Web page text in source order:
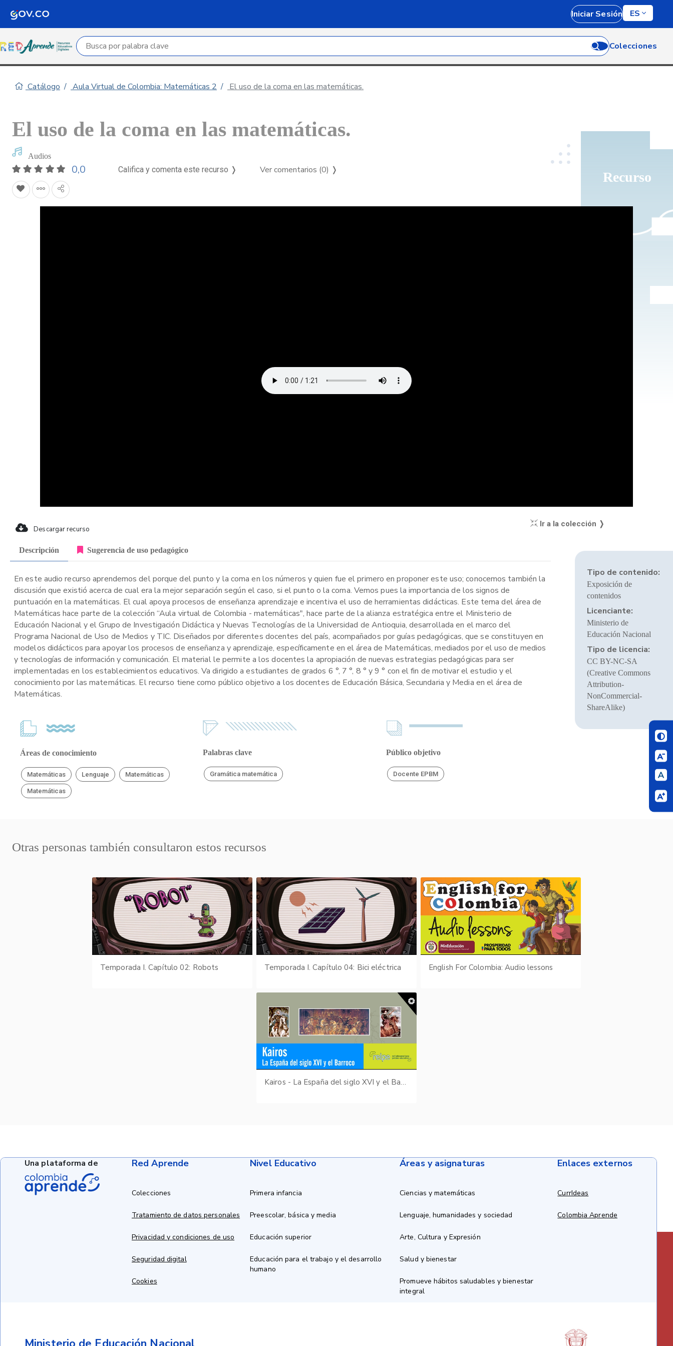
Iniciar Sesión ES
Campo de búsqueda por palabra clave Colecciones
Catálogo Aula Virtual de Colombia: Matemáticas 2 El uso de la coma en las matemáticas.
Recurso
El uso de la coma en las matemáticas.
Audios
0,0 Califica y comenta este recurso ❭ Ver comentarios (0) ❭
Descargar recurso
Ir a la colección ❭
Descripción Sugerencia de uso pedagógico
En este audio recurso aprendemos del porque del punto y la coma en los números y quien fue el primero en proponer este uso; conocemos también la
discusión que existió acerca de cual era la mejor separación según el caso, si el punto o la coma. Vemos pues la importancia de los signos de
puntuación en la matemáticas. El cual apoya procesos de enseñanza aprendizaje e incentiva el uso de herramientas didácticas. Este tema del área de
Matemáticas hace parte de la colección “Aula virtual de Colombia - matemáticas", hace parte de la alianza estratégica entre el Ministerio de
Educación Nacional y el Grupo de Investigación Didáctica y Nuevas Tecnologías de la Universidad de Antioquia, desarrollada en el marco del
Programa Nacional de Uso de Medios y TIC. Diseñados por diferentes docentes del país, acompañados por guías pedagógicas, que se constituyen en
modelos didácticos para apoyar los procesos de enseñanza y aprendizaje, específicamente en el área de Matemáticas, mediados por el uso de medios
y tecnologías de información y comunicación. El material le permite a los docentes la apropiación de nuevas estrategias pedagógicas para ser
implementadas en los establecimientos educativos. Va dirigido a estudiantes de grados 6 °, 7 °, 8 ° y 9 ° con el fin de motivar el estudio y el
conocimiento por las matemáticas. El recurso tiene como público objetivo a los docentes de Educación Básica, Secundaria y Media en el área de
Matemáticas.
Áreas de conocimiento
Matemáticas Lenguaje Matemáticas
Matemáticas
Palabras clave
Gramática matemática
Público objetivo
Docente EPBM
Tipo de contenido:
Exposición de
contenidos
Licenciante:
Ministerio de
Educación Nacional
Tipo de licencia:
CC BY-NC-SA
(Creative Commons
Attribution-
NonCommercial-
ShareAlike)
Otras personas también consultaron estos recursos
Temporada I. Capítulo 02: Robots Temporada I. Capítulo 04: Bici eléctrica English For Colombia: Audio lessons
Kairos - La España del siglo XVI y el Barroco
Red Aprende
Colecciones
Tratamiento de datos personales
Privacidad y condiciones de uso
Seguridad digital
Cookies
Nivel Educativo
Primera infancia
Preescolar, básica y media
Educación superior
Educación para el trabajo y el desarrollo
humano
Áreas y asignaturas
Ciencias y matemáticas
Lenguaje, humanidades y sociedad
Arte, Cultura y Expresión
Salud y bienestar
Promueve hábitos saludables y bienestar
integral
Enlaces externos
CurrIdeas
Colombia Aprende
Una plataforma de